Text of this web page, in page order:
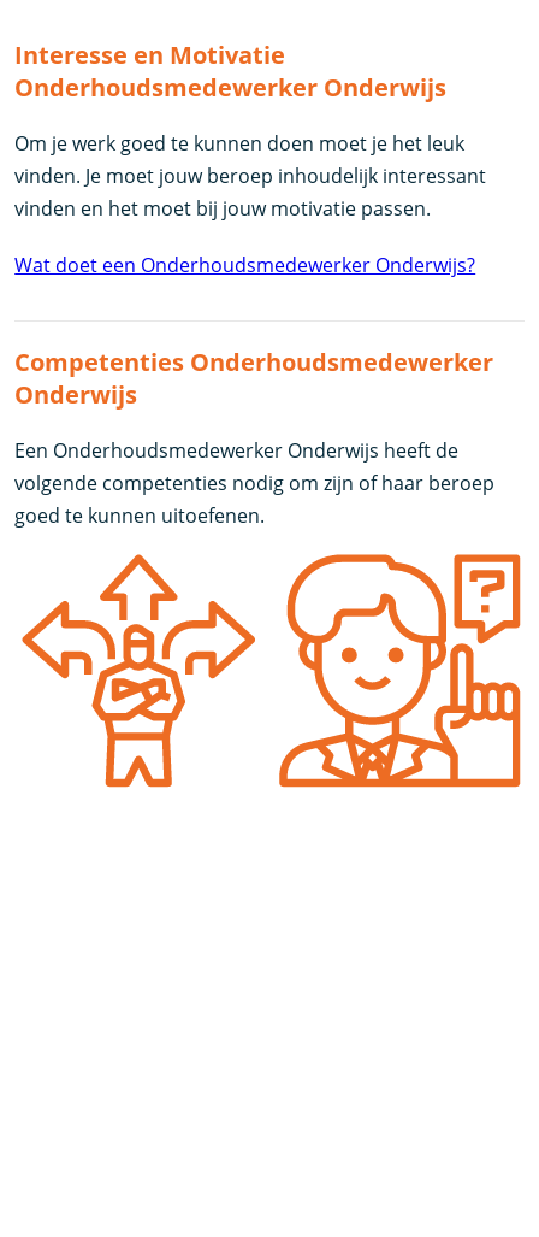
Interesse en Motivatie
Onderhoudsmedewerker Onderwijs
Om je werk goed te kunnen doen moet je het leuk
vinden. Je moet jouw beroep inhoudelijk interessant
vinden en het moet bij jouw motivatie passen.
Wat doet een Onderhoudsmedewerker Onderwijs?
Competenties Onderhoudsmedewerker
Onderwijs
Een Onderhoudsmedewerker Onderwijs heeft de
volgende competenties nodig om zijn of haar beroep
goed te kunnen uitoefenen.